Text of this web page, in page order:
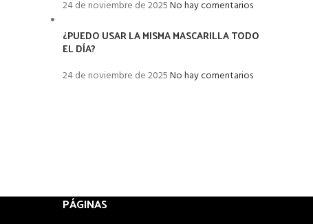
24 de noviembre de 2025No hay comentarios
¿PUEDO USAR LA MISMA MASCARILLA TODO
EL DÍA?
24 de noviembre de 2025No hay comentarios
PÁGINAS